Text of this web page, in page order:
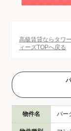
高級賃貸ならタワ
ィーズTOPへ戻る
物件名 パー